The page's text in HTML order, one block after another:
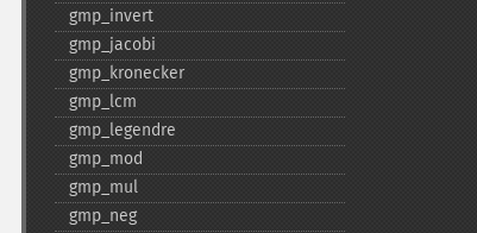
gmp_​invert
gmp_​jacobi
gmp_​kronecker
gmp_​lcm
gmp_​legendre
gmp_​mod
gmp_​mul
gmp_​neg